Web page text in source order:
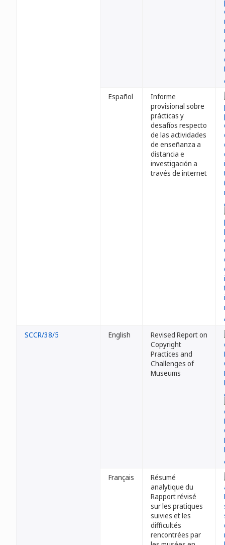
Español
Informe
provisional sobre
prácticas y
desafíos respecto
de las actividades
de enseñanza a
distancia e
investigación a
través de internet
SCCR/38/5 English
Revised Report on
Copyright
Practices and
Challenges of
Museums
Français
Résumé
analytique du
Rapport révisé
sur les pratiques
suivies et les
difficultés
rencontrées par